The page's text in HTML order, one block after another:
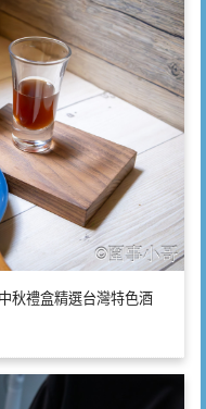
秋禮盒精選台灣特色酒